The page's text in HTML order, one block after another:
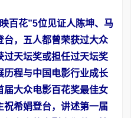
百花”5位见证人陈坤、马
台，五人都曾荣获过大众
过天坛奖或担任过天坛奖
历程与中国电影行业成长
届大众电影百花奖最佳女
祝希娟登台，讲述第一届